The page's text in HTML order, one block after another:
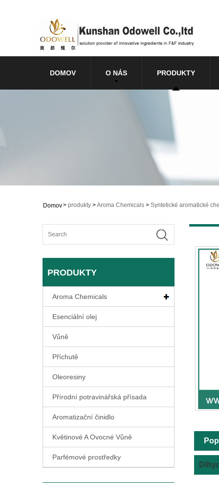
DOMOV O NÁS PRODUKTY
Domov> produkty >Aroma Chemicals > Syntetické aromatické
PRODUKTY
Aroma Chemicals
Esenciální olej
Vůně
Příchutě
Oleoresiny
Přírodní potravinářská přísada
Aromatizační činidlo
Květinové A Ovocné Vůně
Parfémové prostředky